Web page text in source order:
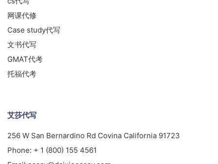
网课代修
Case study代写
文书代写
GMAT代考
托福代考
艾莎代写
256 W San Bernardino Rd Covina California 91723
Phone: + 1 (800) 155 4561